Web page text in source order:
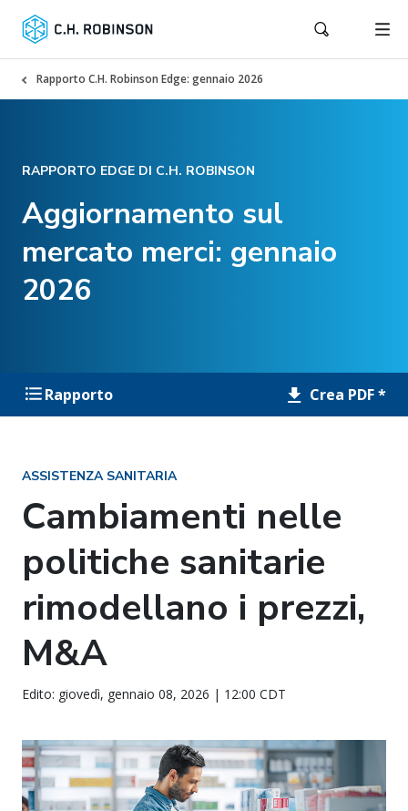
Rapporto C.H. Robinson Edge: gennaio 2026
RAPPORTO EDGE DI C.H. ROBINSON
Aggiornamento sul
mercato merci: gennaio
2026
Rapporto Crea PDF *
ASSISTENZA SANITARIA
Cambiamenti nelle
politiche sanitarie
rimodellano i prezzi,
M&A
Edito: giovedì, gennaio 08, 2026 | 12:00 CDT